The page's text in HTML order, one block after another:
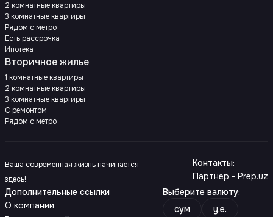
2 комнатные квартиры
3 комнатные квартиры
Рядом с метро
Есть рассрочка
Ипотека
Вторичное жилье
1 комнатные квартиры
2 комнатные квартиры
3 комнатные квартиры
С ремонтом
Рядом с метро
Ваша современная жизнь начинается
здесь!
Контакты:
Партнер - Prep.uz
Дополнительные ссылки
О компании
Выберите валюту:
сум
y.e.